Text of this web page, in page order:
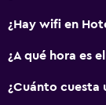
¿Hay wifi en
¿A qué hora es
¿Cuánto cuesta